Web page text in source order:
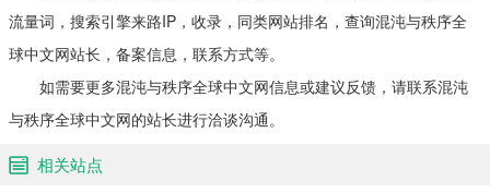
流量词，搜索引擎来路IP，收录，同类网站排名，查询混沌与秩序全
球中文网站长，备案信息，联系方式等。
如需要更多混沌与秩序全球中文网信息或建议反馈，请联系混沌
与秩序全球中文网的站长进行洽谈沟通。
相关站点